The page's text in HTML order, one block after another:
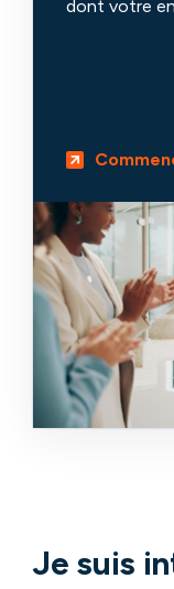
dont votre
Je suis